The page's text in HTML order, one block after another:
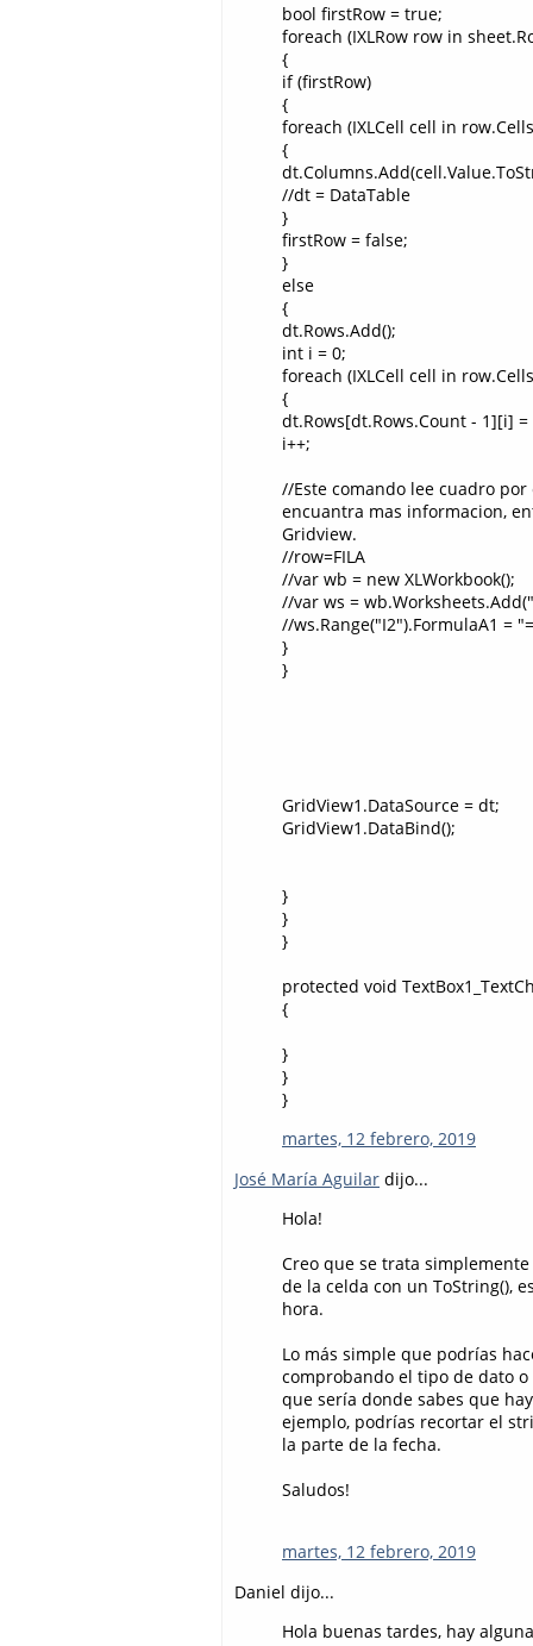
bool firstRow = true;
foreach (IXLRow row in
{
if (firstRow)
{
foreach (IXLCell cell in
{
//dt = DataTable
}
firstRow = false;
}
else
{
dt.Rows.Add();
int i = 0;
foreach (IXLCell cell in
{
dt.Rows[dt.Rows.Count - 1][i] =
i++;
//Este comando lee cuadro
encuantra mas informacion,
Gridview.
//row=FILA
//var wb = new XLWorkbook();
//var ws =
//ws.Range("I2").FormulaA1 =
}
}
GridView1.DataSource = dt;
GridView1.DataBind();
}
}
}
protected void
{
}
}
}
martes, 12 febrero, 2019
José María Aguilar dijo...
Hola!
Creo que se trata
de la celda con un ToString(),
hora.
Lo más simple que podrías
comprobando el tipo de dato
que sería donde sabes que
ejemplo, podrías recortar el
la parte de la fecha.
Saludos!
martes, 12 febrero, 2019
Daniel dijo...
Hola buenas tardes, hay